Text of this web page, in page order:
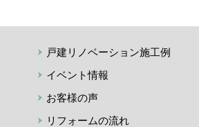
戸建リノベーション施工例
イベント情報
お客様の声
リフォームの流れ